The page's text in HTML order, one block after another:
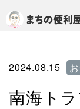
2024.08.15
南海ト